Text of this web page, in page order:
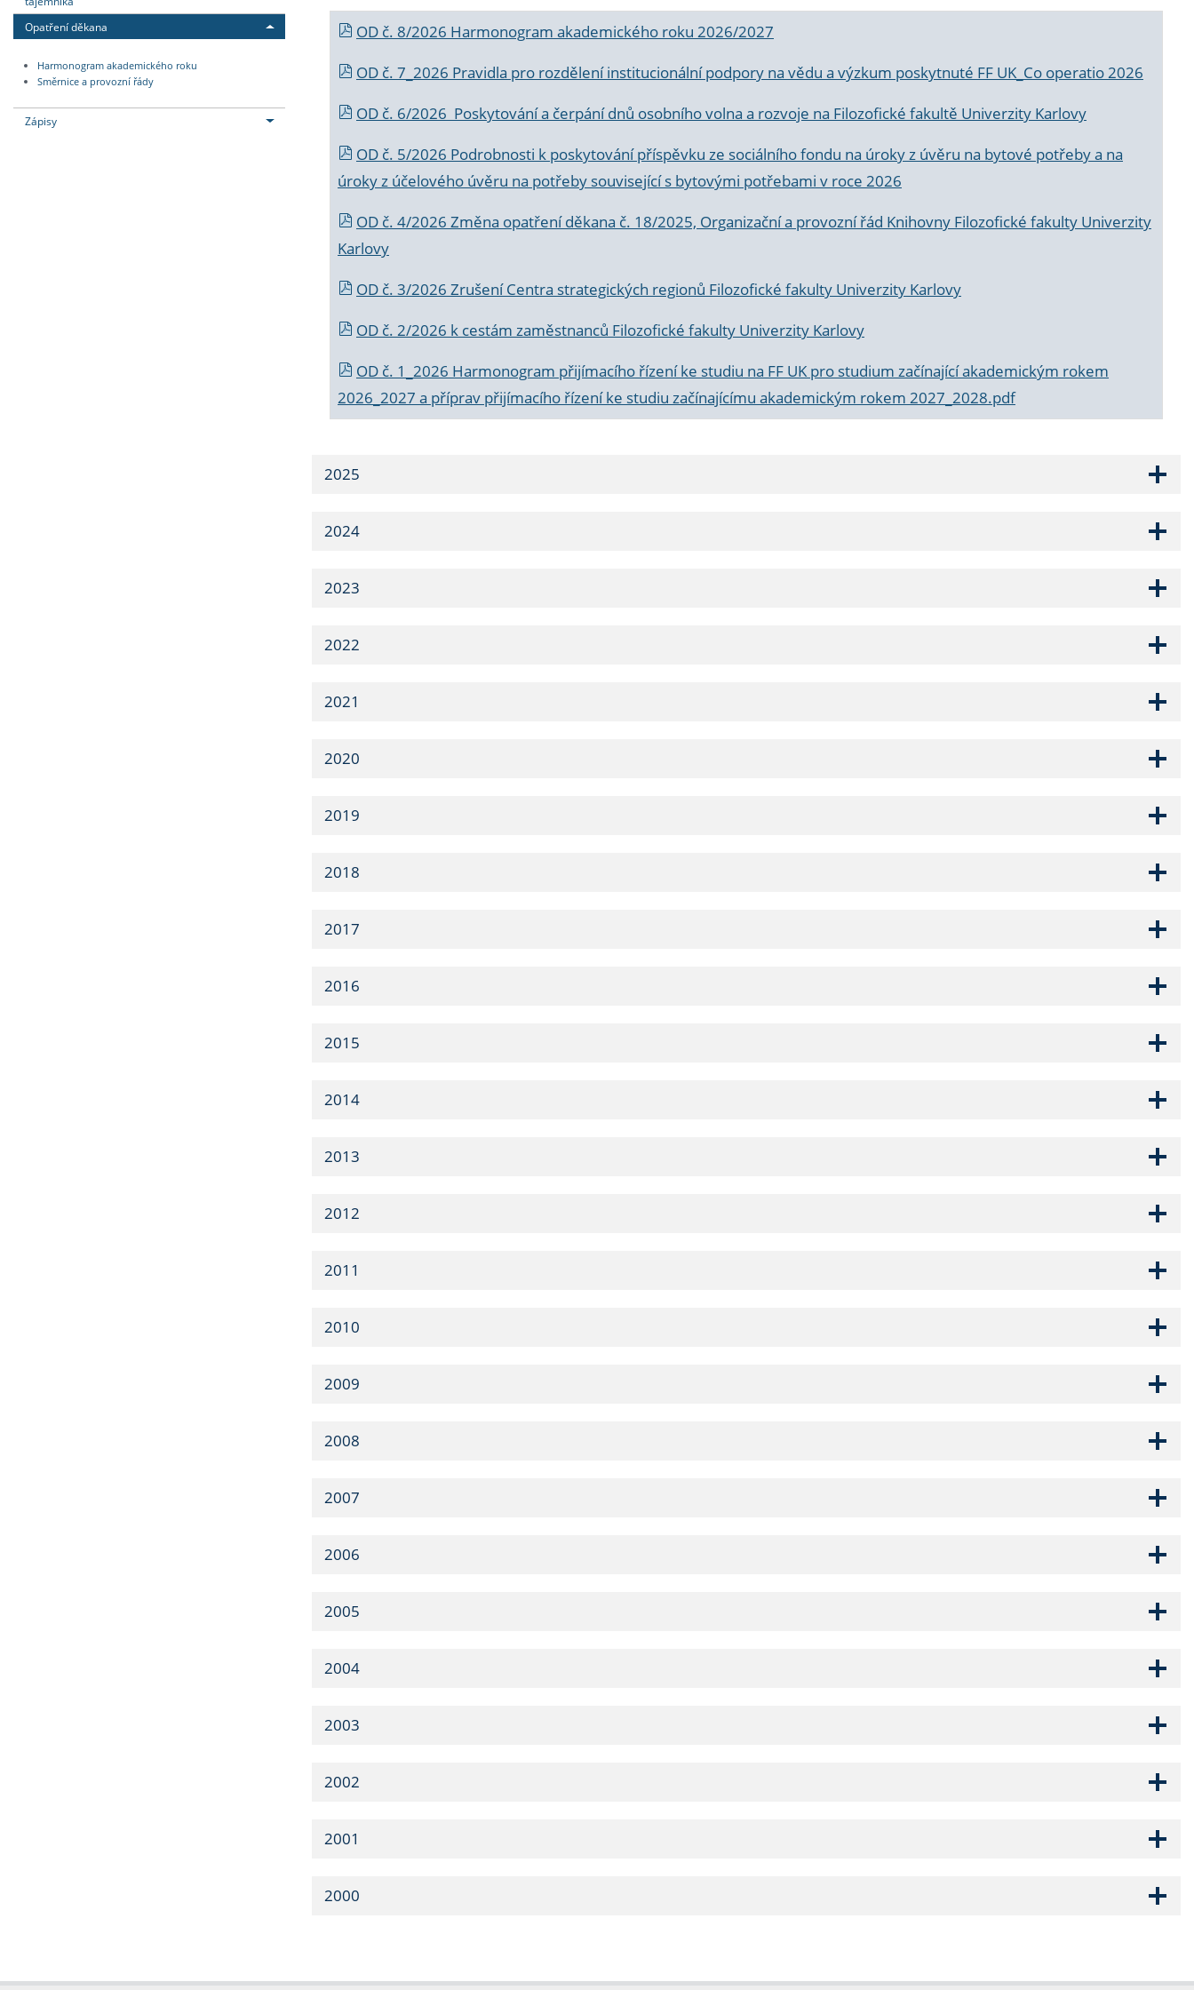
Opatření děkana
Harmonogram akademického roku
Směrnice a provozní řády
Zápisy
OD č. 8/2026 Harmonogram akademického roku 2026/2027
OD č. 7_2026 Pravidla pro rozdělení institucionální podpory na vědu a výzkum poskytnuté FF UK_Co operatio 2026
OD č. 6/2026 Poskytování a čerpání dnů osobního volna a rozvoje na Filozofické fakultě Univerzity Karlovy
OD č. 5/2026 Podrobnosti k poskytování příspěvku ze sociálního fondu na úroky z úvěru na bytové potřeby a na
úroky z účelového úvěru na potřeby související s bytovými potřebami v roce 2026
OD č. 4/2026 Změna opatření děkana č. 18/2025, Organizační a provozní řád Knihovny Filozofické fakulty Univerzity
Karlovy
OD č. 3/2026 Zrušení Centra strategických regionů Filozofické fakulty Univerzity Karlovy
OD č. 2/2026 k cestám zaměstnanců Filozofické fakulty Univerzity Karlovy
OD č. 1_2026 Harmonogram přijímacího řízení ke studiu na FF UK pro studium začínající akademickým rokem
2026_2027 a příprav přijímacího řízení ke studiu začínajícímu akademickým rokem 2027_2028.pdf
2025
2024
2023
2022
2021
2020
2019
2018
2017
2016
2015
2014
2013
2012
2011
2010
2009
2008
2007
2006
2005
2004
2003
2002
2001
2000